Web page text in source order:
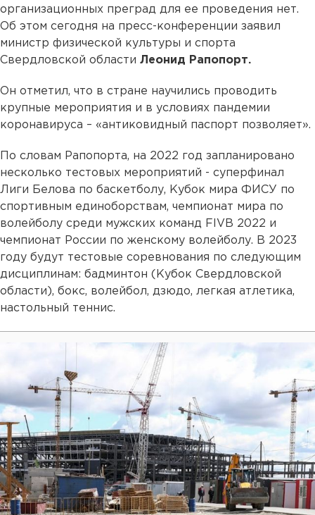
организационных преград для ее проведения нет.
Об этом сегодня на пресс-конференции заявил
министр физической культуры и спорта
Свердловской области Леонид Рапопорт.
Он отметил, что в стране научились проводить
крупные мероприятия и в условиях пандемии
коронавируса – «антиковидный паспорт позволяет».
По словам Рапопорта, на 2022 год запланировано
несколько тестовых мероприятий - суперфинал
Лиги Белова по баскетболу, Кубок мира ФИСУ по
спортивным единоборствам, чемпионат мира по
волейболу среди мужских команд FIVB 2022 и
чемпионат России по женскому волейболу. В 2023
году будут тестовые соревнования по следующим
дисциплинам: бадминтон (Кубок Свердловской
области), бокс, волейбол, дзюдо, легкая атлетика,
настольный теннис.